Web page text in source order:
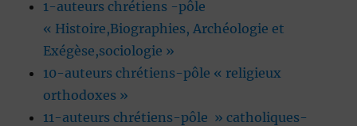
1-auteurs chrétiens -pôle
« Histoire,Biographies, Archéologie et
Exégèse,sociologie »
10-auteurs chrétiens-pôle « religieux
orthodoxes »
11-auteurs chrétiens-pôle » catholiques-